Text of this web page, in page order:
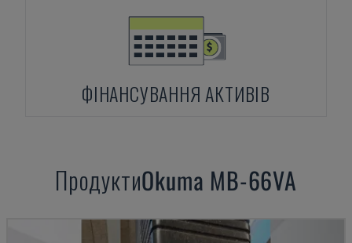
ФІНАНСУВАННЯ АКТИВІВ
ПродуктиOkuma MB-66VA